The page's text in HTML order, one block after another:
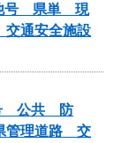
他号 県単 現
通安全施設
号 公共 防
管理道路 交